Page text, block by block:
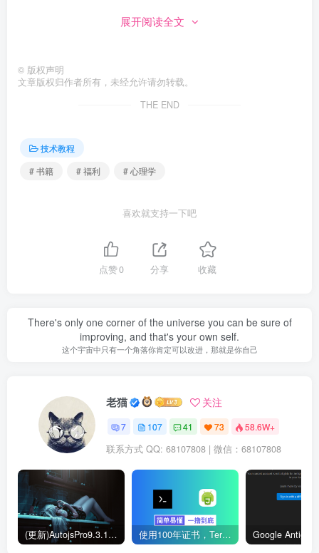
外观与性格关联：探讨了服装（一丝不苟的男人、
裂型、坚韧型的体型与性格特征及生意/恋爱应对策
略）、面孔类型（膨胀型、收缩型等）与一般性格
子、支配者/被支配者、顽固者、利己主义者、反复
具、羞怯者面具、回避话题（如性）、视线等了解
潜在心理的方法。
人、“扣帽子”、动之以情、刺激不安、改变场所/气
氛、完全附和、故意唱反调、给予优越感、了解欲
望趣味）来猜测人心的具体方法。重点章节详细讲
待人接物时区分肯定/否定反应、营造良好第一印
象、应对不同类型人物（唯我独尊者、反感者）、
说服他人（感情重于理论）、应对女性、发现对方
弱点等的技巧。
应用场景：涵盖日常生活、商务谈判、恋爱追求、人际
交往等多个方面，提供了应对不同性格对手（如躁郁
型、分裂型、坚韧型）和情境的具体建议。
展开阅读全文
© 版权声明
文章版权归作者所有，未经允许请勿转载。
THE END
技术教程
# 书籍
# 福利 # 心理学
喜欢就支持一下吧
点赞0 分享 收藏
There's only one corner of the universe you can be sure of
improving, and that's your own self.
这个宇宙中只有一个角落你肯定可以改进，那就是你自己
老猫 关注
7 107 41 73 58.6W+
联系方式 QQ: 68107808 | 微信：68107808
(更新)AutojsPro9.3.11免ROOT破解版直接运行 去除升级弹窗 使用100年证书，Termux部署本地Autojs验证服务器